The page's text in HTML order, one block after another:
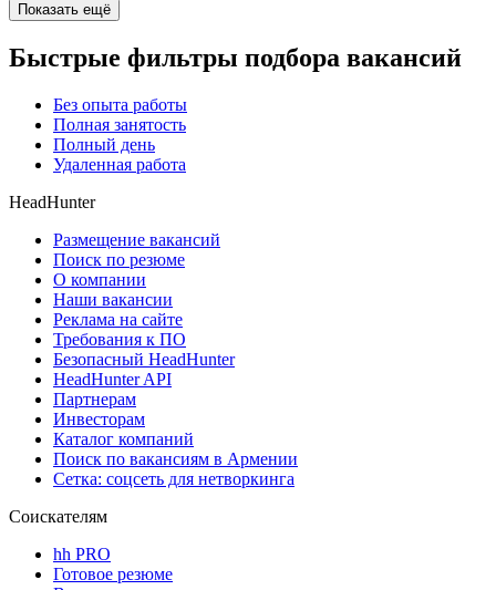
Показать ещё
Быстрые фильтры подбора вакансий
Без опыта работы
Полная занятость
Полный день
Удаленная работа
HeadHunter
Размещение вакансий
Поиск по резюме
О компании
Наши вакансии
Реклама на сайте
Требования к ПО
Безопасный HeadHunter
HeadHunter API
Партнерам
Инвесторам
Каталог компаний
Поиск по вакансиям в Армении
Сетка: соцсеть для нетворкинга
Соискателям
hh PRO
Готовое резюме